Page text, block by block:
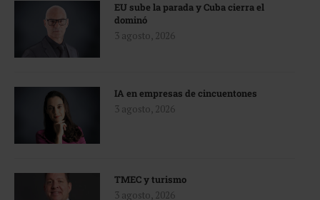
EU sube la parada y Cuba cierra el
dominó
3 agosto, 2026
IA en empresas de cincuentones
3 agosto, 2026
TMEC y turismo
3 agosto, 2026